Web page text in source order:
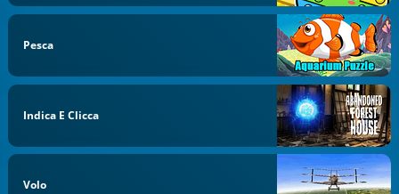
Pesca
Indica E Clicca
Volo